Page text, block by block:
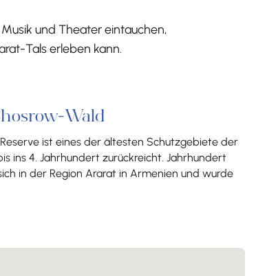
und Theater eintauchen,
Tals erleben kann.
Wald
ist eines der ältesten Schutzgebiete der
ins 4. Jahrhundert zurückreicht. Jahrhundert
in der Region Ararat in Armenien und wurde